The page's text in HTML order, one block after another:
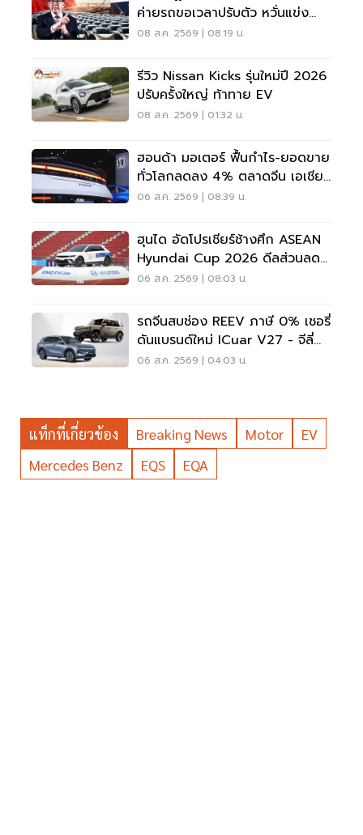
ค่ายรถขอเวลาปรับตัว หวั่นแข่ง
ยาก พับแผนกลับบ้าน
08 ส.ค. 2569 | 08:19 น.
รีวิว Nissan Kicks รุ่นใหม่ปี 2026
ปรับครั้งใหญ่ ท้าทาย EV
08 ส.ค. 2569 | 01:32 น.
ฮอนด้า มอเตอร์ ฟื้นกำไร-ยอดขาย
ทั่วโลกลดลง 4% ตลาดจีน เอเชีย
ร่วง
06 ส.ค. 2569 | 08:39 น.
ฮุนได อัดโปรเชียร์ช้างศึก ASEAN
Hyundai Cup 2026 ดีลส่วนลด
5 แสน แจกเสื้อทีมชาติไทย
06 ส.ค. 2569 | 08:03 น.
รถจีนสบช่อง REEV ภาษี 0% เชอรี่
ดันแบรนด์ใหม่ ICuar V27 - จีลี่
ส่ง Starray
06 ส.ค. 2569 | 04:03 น.
แท็กที่เกี่ยวข้อง Breaking News Motor
EV
Mercedes Benz
EQS EQA